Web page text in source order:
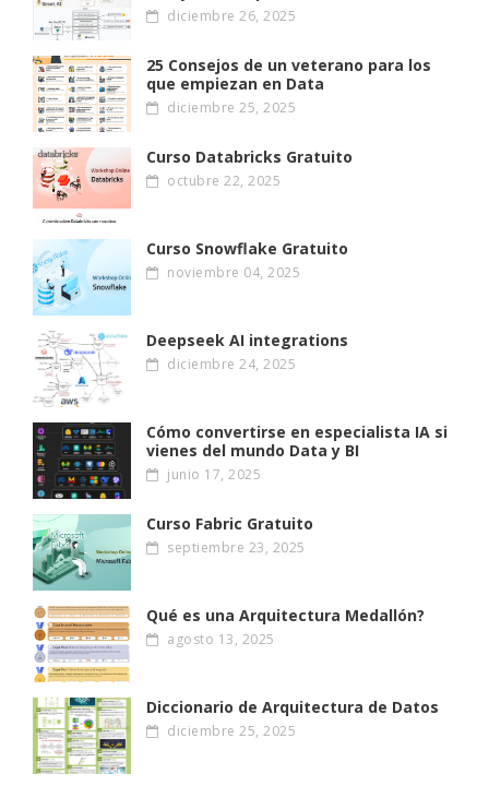
diciembre 26, 2025
25 Consejos de un veterano para los
que empiezan en Data
diciembre 25, 2025
Curso Databricks Gratuito
octubre 22, 2025
Curso Snowflake Gratuito
noviembre 04, 2025
Deepseek AI integrations
diciembre 24, 2025
Cómo convertirse en especialista IA si
vienes del mundo Data y BI
junio 17, 2025
Curso Fabric Gratuito
septiembre 23, 2025
Qué es una Arquitectura Medallón?
agosto 13, 2025
Diccionario de Arquitectura de Datos
diciembre 25, 2025